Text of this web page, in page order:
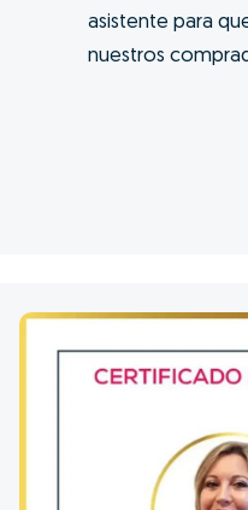
asistente para
nuestros